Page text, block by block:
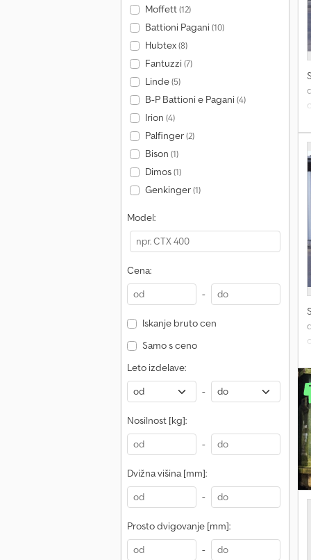
Moffett(12)
Battioni Pagani(10)
Hubtex(8)
Fantuzzi(7)
Linde(5)
B-P Battioni e Pagani(4)
Irion (4)
Palfinger(2)
Bison (1)
Dimos(1)
Genkinger(1)
Model:
Cena:
-
Iskanje bruto cen
Samo s ceno
Leto izdelave:
-
Nosilnost [kg]:
-
Dvižna višina [mm]:
-
Prosto dvigovanje [mm]:
-